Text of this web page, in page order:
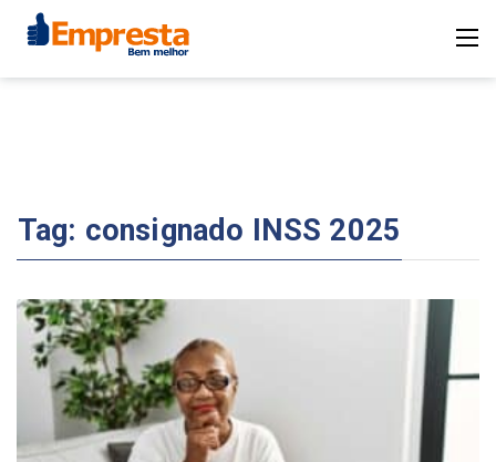
Tag: consignado INSS 2025